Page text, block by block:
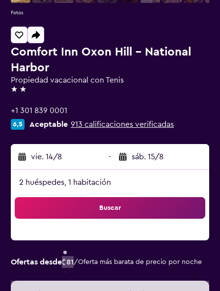
Comfort Inn Oxon Hill - National
Harbor
Propiedad vacacional con Tenis
2 estrellas
+1 301 839 0001
6,5 Aceptable 913 calificaciones verificadas
vie. 14/8 - sáb. 15/8
2 huéspedes, 1 habitación
Buscar
Ofertas desde$81/Oferta más barata de precio por noche
Fotos